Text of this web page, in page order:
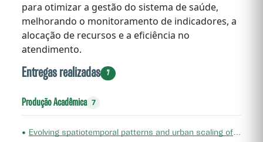
para otimizar a gestão do sistema de saúde,
melhorando o monitoramento de indicadores, a
alocação de recursos e a eficiência no
atendimento.
Entregas realizadas 7
Produção Acadêmica 7
• Evolving spatiotemporal patterns and urban scaling of deaths from external causes